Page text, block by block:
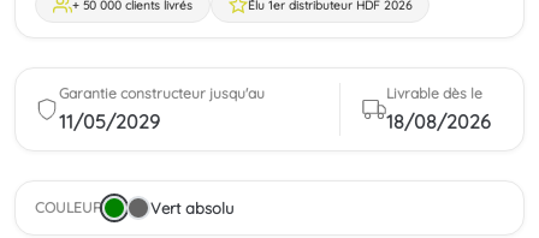
+ 50 000 clients livrés Élu 1er distributeur HDF 2026
Garantie constructeur jusqu'au
11/05/2029
Livrable dès le
18/08/2026
COULEUR Vert absolu